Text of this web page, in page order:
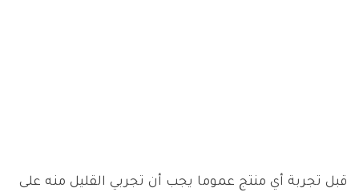
قبل تجربة أي منتج عموما يجب أن تجربي القليل منه على